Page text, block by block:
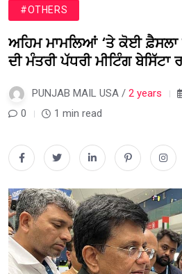
#OTHERS
ਅਹਿਮ ਮਾਮਲਿਆਂ ‘ਤੇ ਕੋਈ ਫ਼ੈਸਲਾ
ਦੀ ਮੰਤਰੀ ਪੱਧਰੀ ਮੀਟਿੰਗ ਬੇਸਿੱਟਾ
PUNJAB MAIL USA / 2 years
0
1 min read